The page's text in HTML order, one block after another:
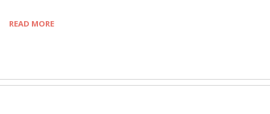
READ MORE